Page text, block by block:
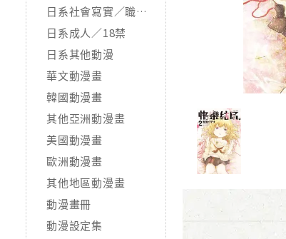
日系社會寫實／職場職人
日系成人／18禁
日系其他動漫
華文動漫畫
韓國動漫畫
其他亞洲動漫畫
美國動漫畫
歐洲動漫畫
其他地區動漫畫
動漫畫冊
動漫設定集